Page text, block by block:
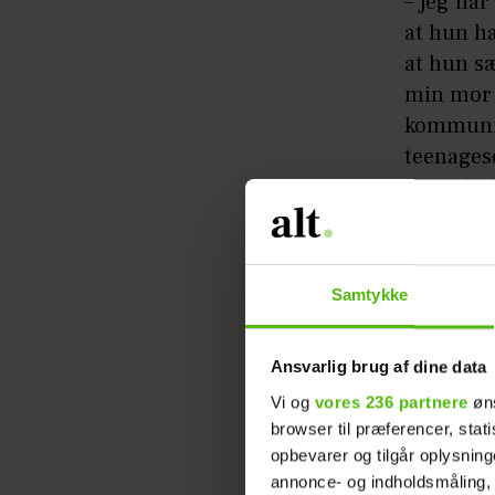
Samtykke
Ansvarlig brug af dine data
Vi og vores 236 partnere
browser til præferencer,
opbevarer og tilgår
annonce- og
at hun
at hun
min
hver sit,
Læs
– Lige
for det,
far er